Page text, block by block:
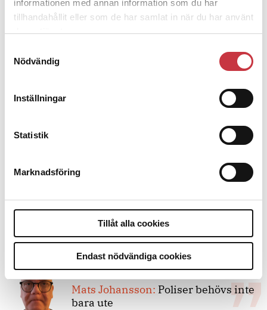
informationen med annan information som du har
tillhandahållit eller som de har samlat in när du har använt
deras tjänster.
Nödvändig
Inställningar
Statistik
Marknadsföring
Tillåt alla cookies
Endast nödvändiga cookies
Debatt
Det är inte evidenskrav som
Debatt:Med för höga krav på evidens
Mats Johansson: Poliser behövs inte
bara ute